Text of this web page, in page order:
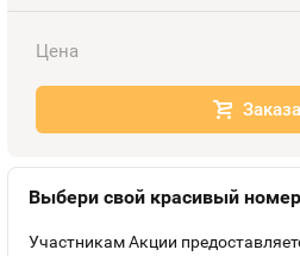
Контакты
Цена
Выбери свой красивый номер
Участникам Акции